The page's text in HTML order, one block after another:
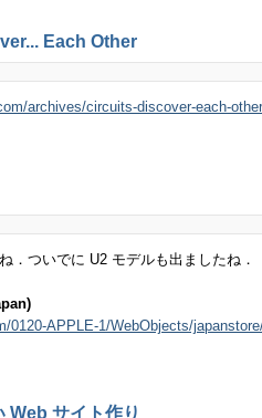
Each Other
archives/circuits-discover-each-
．ついでに U2 モデルも出ましたね．
0120-APPLE-1/WebObjects/
Web サイト作り